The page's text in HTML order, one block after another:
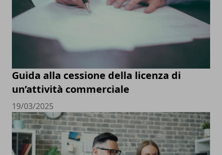
Guida alla cessione della licenza di
un’attività commerciale
19/03/2025